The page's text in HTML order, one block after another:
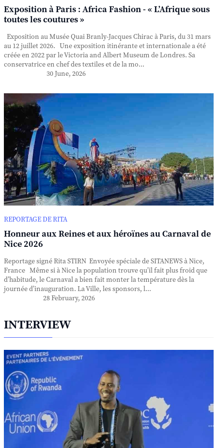
Exposition à Paris : Africa Fashion - « L’Afrique sous
toutes les coutures »
Exposition au Musée Quai Branly-Jacques Chirac à Paris, du 31 mars
au 12 juillet 2026. Une exposition itinérante et internationale a été
créée en 2022 par le Victoria and Albert Museum de Londres. Sa
conservatrice en chef des textiles et de la mo...
30 June, 2026
REPORTAGE DE RITA
Honneur aux Reines et aux héroïnes au Carnaval de
Nice 2026
Reportage signé Rita STIRN Envoyée spéciale de SITANEWS à Nice,
France Même si à Nice la population trouve qu’il fait plus froid que
d’habitude, le Carnaval a bien fait monter la température dès la
journée d’inauguration. La Ville, les sponsors, l...
28 February, 2026
INTERVIEW